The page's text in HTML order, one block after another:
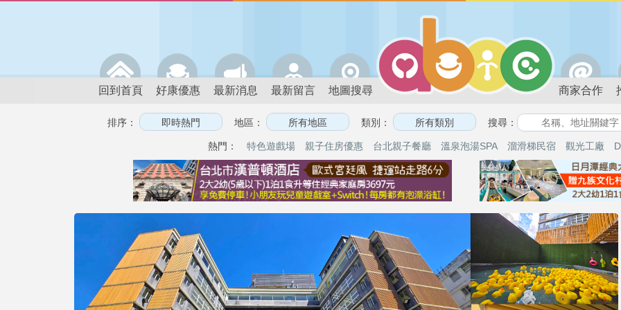
回到首頁 好康優惠 最新消息 最新留言 地圖搜尋 商家合作
排序： 地區： 類別： 搜尋：
熱門： 特色遊戲場 親子住房優惠 台北親子餐廳 溫泉泡湯SPA 溜滑梯民宿 觀光工廠